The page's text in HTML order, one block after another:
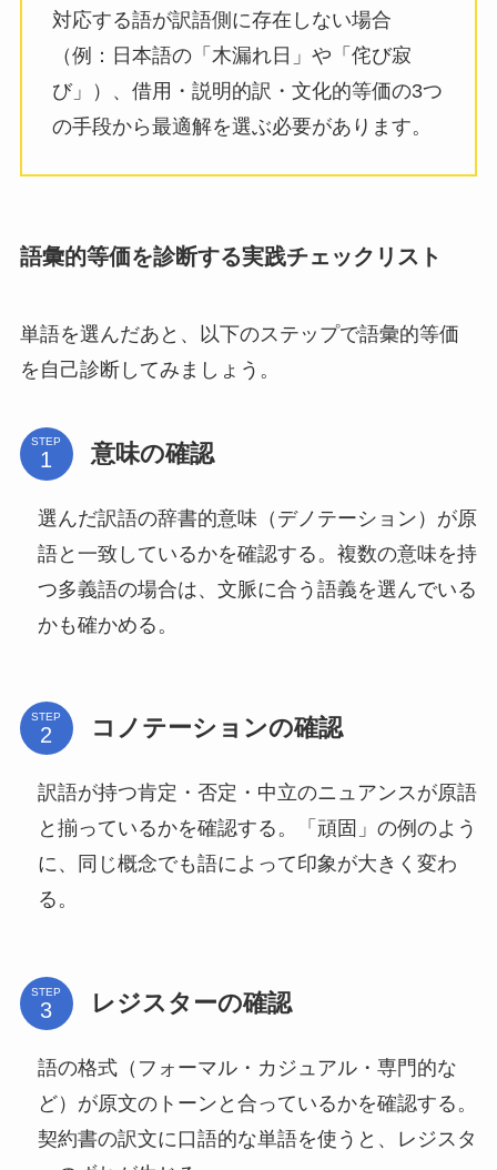
対応する語が訳語側に存在しない場合
（例：日本語の「木漏れ日」や「侘び寂
び」）、借用・説明的訳・文化的等価の3つ
の手段から最適解を選ぶ必要があります。
語彙的等価を診断する実践チェックリスト
単語を選んだあと、以下のステップで語彙的等価
を自己診断してみましょう。
STEP 意味の確認
選んだ訳語の辞書的意味（デノテーション）が原
語と一致しているかを確認する。複数の意味を持
つ多義語の場合は、文脈に合う語義を選んでいる
かも確かめる。
STEP コノテーションの確認
訳語が持つ肯定・否定・中立のニュアンスが原語
と揃っているかを確認する。「頑固」の例のよう
に、同じ概念でも語によって印象が大きく変わ
る。
STEP レジスターの確認
語の格式（フォーマル・カジュアル・専門的な
ど）が原文のトーンと合っているかを確認する。
契約書の訳文に口語的な単語を使うと、レジスタ